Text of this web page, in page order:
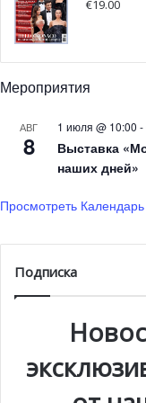
земляничный цвет
итальянских
За 7 лет
ломбардский,
стили.
разделен на 9
флорентийский,
который был
€19.00
Мероприятия
АВГ
8
1 июля @ 10:00 -
Выставка
наших дней»
Просмотреть Календарь
Подписка